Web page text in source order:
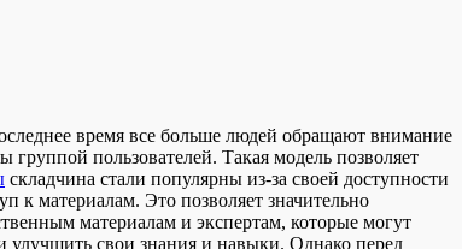
врeмя все больше людей обращают внимание
пользователей. Такая модель позволяет
складчина стали популярны из-за своей доступности
к материалам. Это позволяет значительно
материалам и экспертам, которые могут
улучшить свои знания и навыки. Однако перед